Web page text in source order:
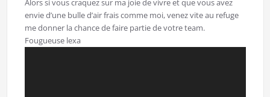
Alors si vous craquez sur ma joie de vivre et que vous avez
envie d’une bulle d’air frais comme moi, venez vite au refuge
me donner la chance de faire partie de votre team.
Fougueuse lexa